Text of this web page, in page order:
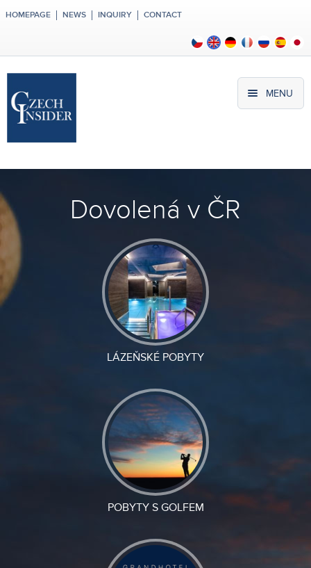
HOMEPAGE NEWS INQUIRY CONTACT
MENU
Dovolená v ČR
LÁZEŇSKÉ POBYTY
POBYTY S GOLFEM